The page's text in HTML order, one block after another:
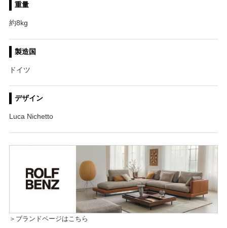
重量
約8kg
製造国
ドイツ
デザイン
Luca Nichetto
＞ブランドページはこちら